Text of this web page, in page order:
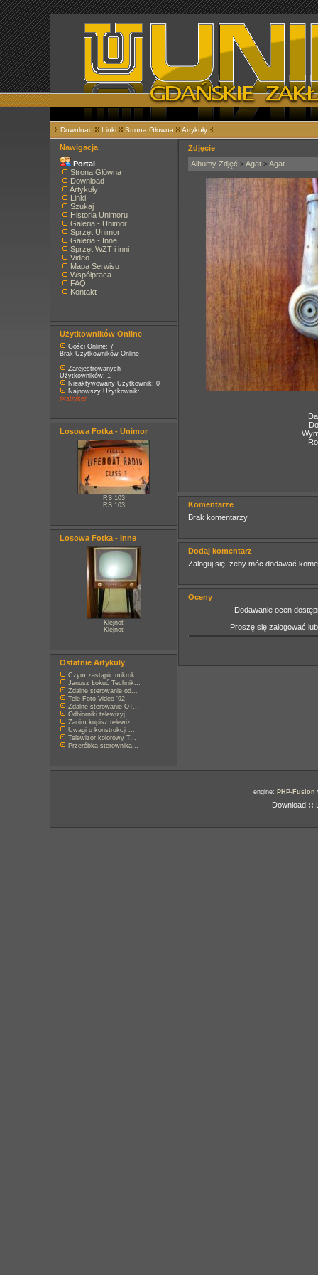
Download Linki Strona Główna Artykuły
Nawigacja
Portal
Strona Główna
Download
Artykuły
Linki
Szukaj
Historia Unimoru
Galeria - Unimor
Sprzęt Unimor
Galeria - Inne
Sprzęt WZT i inni
Video
Mapa Serwisu
Współpraca
FAQ
Kontakt
Użytkowników Online
Gości Online: 7
Brak Użytkowników Online
Zarejestrowanych
Użytkowników: 1
Nieaktywowany Użytkownik: 0
Najnowszy Użytkownik:
@stryker
Losowa Fotka - Unimor
RS 103
RS 103
Losowa Fotka - Inne
Klejnot
Klejnot
Ostatnie Artykuły
Czym zastąpić mikrok...
Janusz Łokuć Technik...
Zdalne sterowanie od...
Tele Foto Video '92
Zdalne sterowanie OT...
Odbiorniki telewizyj...
Zanim kupisz telewiz...
Uwagi o konstrukcji ...
Telewizor kolorowy T...
Przeróbka sterownika...
Zdjęcie
Albumy Zdjęć >Agat >Agat
Komentarze
Brak komentarzy.
Dodaj komentarz
Zaloguj się, żeby móc dodawać
Oceny
Dodawanie ocen
Proszę się zalogować
engine: PHP-Fusion
Download ::